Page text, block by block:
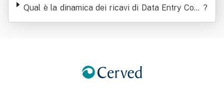
Qual è la dinamica dei ricavi di Data Entry Coop
Società Cooperativa
?